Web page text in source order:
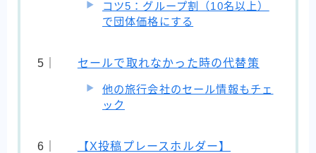
コツ5：グループ割（10名以上）
で団体価格にする
セールで取れなかった時の代替策
他の旅行会社のセール情報もチェ
ック
【X投稿プレースホルダー】